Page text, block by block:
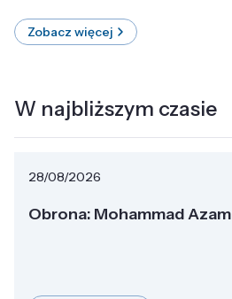
Zobacz więcej
W najbliższym czasie
28/08/2026
Obrona: Mohammad Azam